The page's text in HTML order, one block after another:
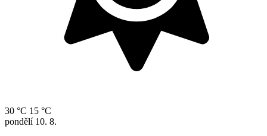
30 °C 15 °C
pondělí 10. 8.